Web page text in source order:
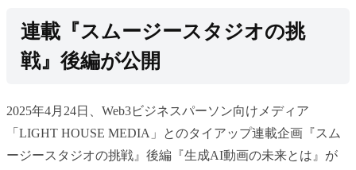
連載『スムージースタジオの挑
戦』後編が公開
2025年4月24日、Web3ビジネスパーソン向けメディア
「LIGHT HOUSE MEDIA」とのタイアップ連載企画『スム
ージースタジオの挑戦』後編『生成AI動画の未来とは』が